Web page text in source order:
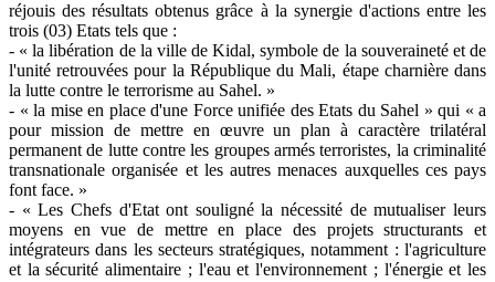
réjouis des résultats obtenus grâce à la synergie d'actions entre les
trois (03) Etats tels que :
- « la libération de la ville de Kidal, symbole de la souveraineté et de
l'unité retrouvées pour la République du Mali, étape charnière dans
la lutte contre le terrorisme au Sahel. »
- « la mise en place d'une Force unifiée des Etats du Sahel » qui « a
pour mission de mettre en œuvre un plan à caractère trilatéral
permanent de lutte contre les groupes armés terroristes, la criminalité
transnationale organisée et les autres menaces auxquelles ces pays
font face. »
- « Les Chefs d'Etat ont souligné la nécessité de mutualiser leurs
moyens en vue de mettre en place des projets structurants et
intégrateurs dans les secteurs stratégiques, notamment : l'agriculture
et la sécurité alimentaire ; l'eau et l'environnement ; l'énergie et les